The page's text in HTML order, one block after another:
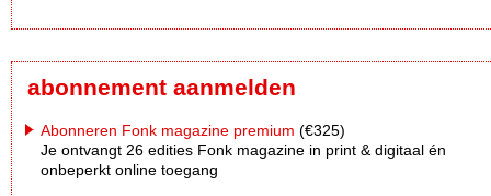
abonnement aanmelden
Abonneren Fonk magazine premium (€325)
Je ontvangt 26 edities Fonk magazine in print & digitaal én
onbeperkt online toegang